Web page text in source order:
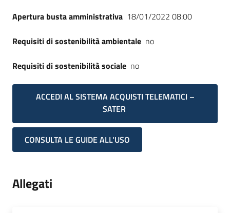
Apertura busta amministrativa 18/01/2022 08:00
Requisiti di sostenibilità ambientale no
Requisiti di sostenibilità sociale no
ACCEDI AL SISTEMA ACQUISTI TELEMATICI –
SATER
CONSULTA LE GUIDE ALL'USO
Allegati